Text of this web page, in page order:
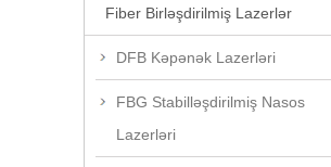
Fiber Birləşdirilmiş Lazerlər
DFB Kəpənək Lazerləri
FBG Stabilləşdirilmiş Nasos
Lazerləri